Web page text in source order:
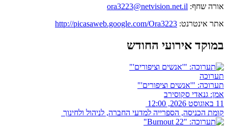
אורה שחף: ora3223@netvision.net.il
אתר אינטרנט: http://picasaweb.google.com/Ora3223
במוקד אירועי החודש
תערוכה
תערוכה: "'אנשים וציפורים'"
אמן: גנאדי סקוסירב
11 באוגוסט 2026, 12:00
קומת הכניסה, הספרייה למדעי החברה, לניהול ולחינוך